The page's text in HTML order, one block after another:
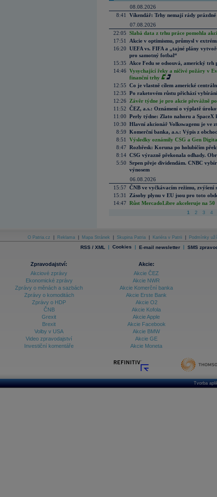
08.08.2026
8:41
Víkendář: Trhy nemají rády prázdné
07.08.2026
22:05 Slabá data z trhu práce pomohla
17:51
Akcie v optimismu, průmysl v
16:20 UEFA vs. FIFA a „tajné plány
pro samotný fotbal“
15:35
Akce Fedu se odsouvá, americký
14:46 Vysychající řeky a ničivé požáry v
finanční trhy
12:55 Co je vlastně cílem americké
12:35 Po raketovém růstu přichází
12:26
Závěr týdne je pro akcie převážně
11:52 ČEZ, a.s.: Oznámení o výplatě
11:00 Perly týdne: Zlato nahoru a SpaceX
10:30 Hlavní akcionář Volkswagenu je ve
8:59 Komerční banka, a.s.: Výpis z
8:51
Výsledky oznámily CSG a Gen
8:47 Rozbřesk: Koruna po holubičím
8:14 CSG výrazně překonala odhady.
5:50 Srpen přeje dividendám. CNBC
výnosem
06.08.2026
15:57 ČNB ve vyčkávacím režimu, zvýšení
15:31
Zásoby plynu v EU jsou pro toto
14:47 Růst MercadoLibre akceleruje na
1 2 3 4
O Patria.cz Reklama Mapa Stránek Skupina Patria Kariéra v Patrii Podmínky
RSS / XML | Cookies | E-mail newsletter | SMS
Zpravodajství:
Akciové zprávy
Ekonomické zprávy
Zprávy o měnách a sazbách
Zprávy o komoditách
Zprávy o HDP
ČNB
Grexit
Brexit
Volby v USA
Video zpravodajství
Investiční komentáře
Akcie:
Akcie ČEZ
Akcie NWR
Akcie Komerční banka
Akcie Erste Bank
Akcie O2
Akcie Kofola
Akcie Apple
Akcie Facebook
Akcie BMW
Akcie GE
Akcie Moneta
Tvorba